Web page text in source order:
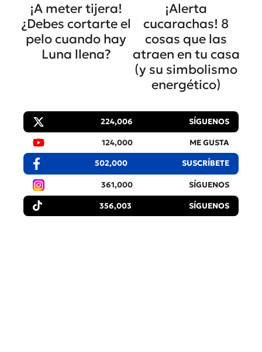
¡A meter tijera!
¿Debes cortarte el
pelo cuando hay
Luna llena?
¡Alerta
cucarachas! 8
cosas que las
atraen en tu casa
(y su simbolismo
energético)
224,006 SÍGUENOS
124,000 ME GUSTA
502,000 SUSCRÍBETE
361,000 SÍGUENOS
356,003 SÍGUENOS